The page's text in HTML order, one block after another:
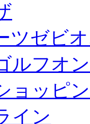
ツゼビ
ルフオ
ョッピ
イン